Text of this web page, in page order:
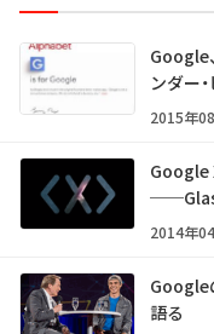
Google
ンダー
2015年
Google
2014年
Google
語る